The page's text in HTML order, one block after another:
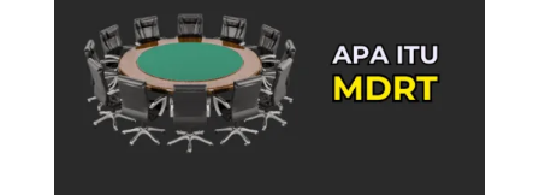
Sejarah dan Signifikan MDRT
Tahap-Tahap Dalam MDRT
Kelayakan MDRT: Kriteria yang Perlu
Dipenuhi
Kenapa Status MDRT Penting Untuk Ejen